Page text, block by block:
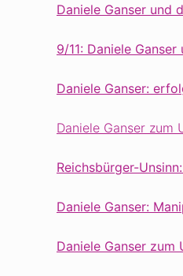
Daniele Ganser und
9/11: Daniele
Daniele Ganser:
Daniele Ganser zum
Reichsbürger-
Daniele Ganser:
Daniele Ganser